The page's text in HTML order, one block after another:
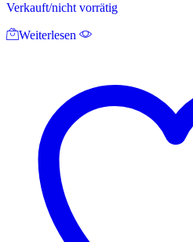
Verkauft/nicht vorrätig
Weiterlesen